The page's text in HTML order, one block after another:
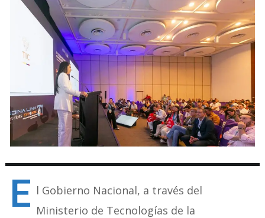
E l Gobierno Nacional, a través del
Ministerio de Tecnologías de la